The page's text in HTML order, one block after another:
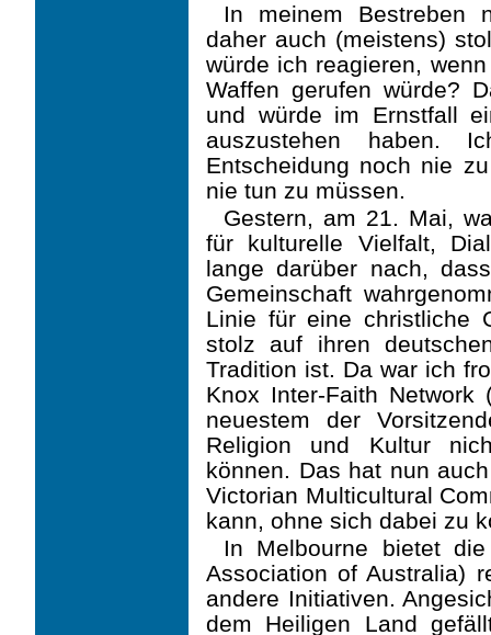
In meinem Bestreben
daher auch (meistens)
würde ich reagieren,
Waffen gerufen würde?
und würde im Ernstfall
auszustehen
Entscheidung noch nie
nie tun zu müssen.
Gestern, am 21. Mai,
für kulturelle Vielfalt,
lange darüber nach,
Gemein­schaft
Linie für eine christliche
stolz auf ihren
Tradition ist. Da war ich
Knox Inter-Faith
neuestem der
Religion und Kultur
können. Das hat nun
Victorian Multicultural
kann, ohne sich dabei zu
In Melbourne bietet
Association of Australia)
andere Initiativen.
dem Heiligen Land